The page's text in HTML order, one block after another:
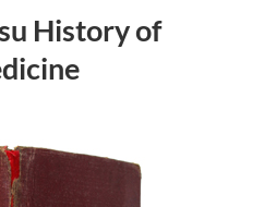
History of